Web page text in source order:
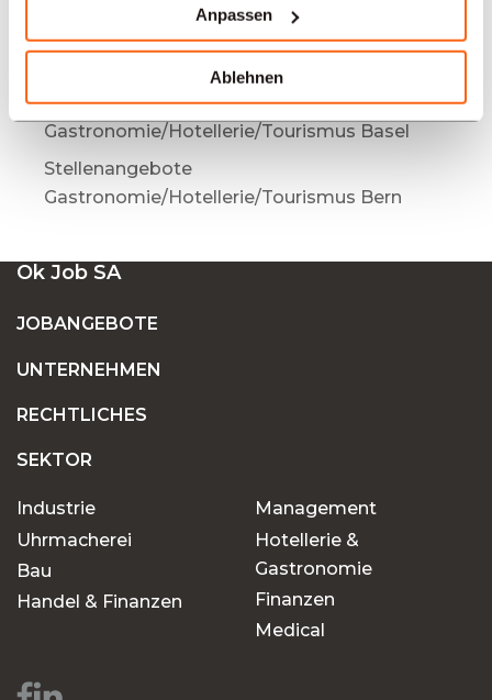
Anpassen
Ablehnen
Stellenangebote
Gastronomie/Hotellerie/Tourismus Genf
Stellenangebote
Gastronomie/Hotellerie/Tourismus Basel
Stellenangebote
Gastronomie/Hotellerie/Tourismus Bern
Ok Job SA
JOBANGEBOTE
UNTERNEHMEN
RECHTLICHES
SEKTOR
Industrie
Uhrmacherei
Bau
Handel & Finanzen
Management
Hotellerie &
Gastronomie
Finanzen
Medical